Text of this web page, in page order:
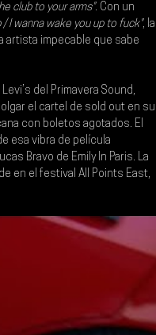
club to your arms". Con un
/ I wanna wake you up to fuck", la
artista impecable que sabe
del Primavera Sound,
el cartel de sold out en su
con boletos agotados. El
esa vibra de película
Bravo de Emily In Paris. La
en el festival All Points East,